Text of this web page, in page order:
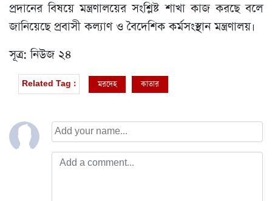
প্রদানের বিষয়ে মন্ত্রণালয়ের সংশ্লিষ্ট শাখা কাজ করছে বলে
জানিয়েছে প্রবাসী কল্যাণ ও বৈদেশিক কর্মসংস্থান মন্ত্রণালয়।
সূত্র: নিউজ ২৪
Related Tag : মরদেহ কাতার